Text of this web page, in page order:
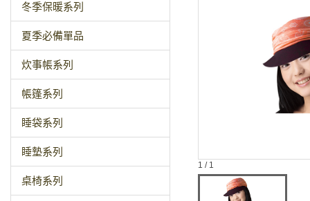
冬季保暖系列
夏季必備單品
炊事帳系列
帳篷系列
睡袋系列
睡墊系列
桌椅系列
1 / 1